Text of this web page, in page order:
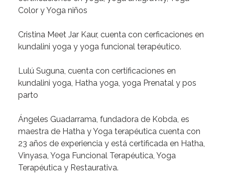
Color y Yoga niños
Cristina Meet Jar Kaur, cuenta con cerficaciones en
kundalini yoga y yoga funcional terapéutico.
Lulú Suguna, cuenta con certificaciones en
kundalini yoga, Hatha yoga, yoga Prenatal y pos
parto
Ángeles Guadarrama, fundadora de Kobda, es
maestra de Hatha y Yoga terapéutica cuenta con
23 años de experiencia y está certificada en Hatha,
Vinyasa, Yoga Funcional Terapéutica, Yoga
Terapéutica y Restaurativa.